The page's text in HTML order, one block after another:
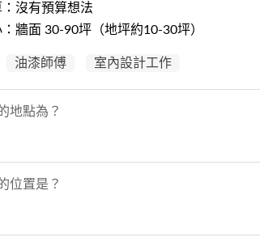
沒有預算想法
牆面 30-90坪（地坪約10-30坪）
油漆師傅 室內設計工作
地點為？
位置是？